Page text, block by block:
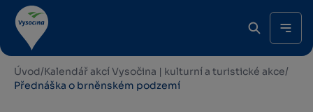
Úvod/Kalendář akcí Vysočina | kulturní a turistické akce/
Přednáška o brněnském podzemí